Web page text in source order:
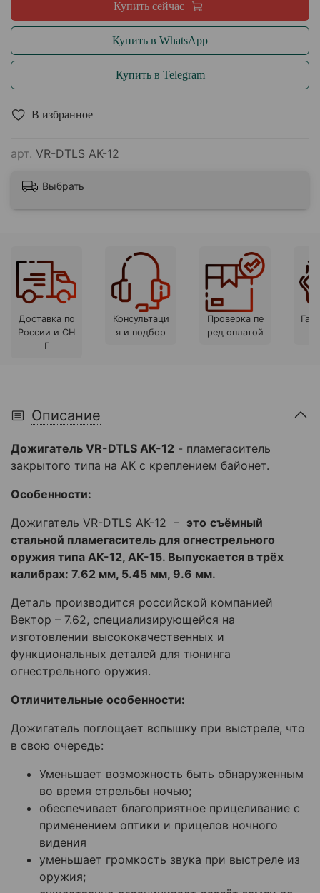
В избранное
арт. VR-DTLS АК-12
Купить сейчас
Купить в WhatsApp
Купить в Telegram
Выбрать
Доставка по
России и СН
Г
Консультаци
я и подбор
Проверка пе
ред оплатой
Описание
Дожигатель VR-DTLS АК-12 - пламегаситель
закрытого типа на АК с креплением байонет.
Особенности:
Дожигатель VR-DTLS АК-12 – это съёмный
стальной пламегаситель для огнестрельного
оружия типа АК-12, АК-15. Выпускается в трёх
калибрах: 7.62 мм, 5.45 мм, 9.6 мм.
Деталь производится российской компанией
Вектор – 7.62, специализирующейся на
изготовлении высококачественных и
функциональных деталей для тюнинга
огнестрельного оружия.
Отличительные особенности:
Дожигатель поглощает вспышку при выстреле, что
в свою очередь:
Уменьшает возможность быть обнаруженным
во время стрельбы ночью;
обеспечивает благоприятное прицеливание с
применением оптики и прицелов ночного
видения
уменьшает громкость звука при выстреле из
оружия;